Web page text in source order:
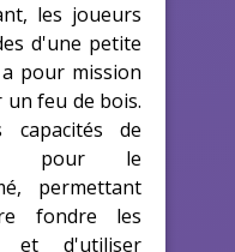
les joueurs
d'une petite
pour mission
feu de bois.
de
pour le
permettant
fondre les
et d'utiliser